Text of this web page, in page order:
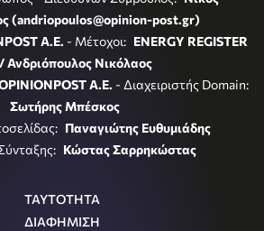
(andriopoulos@opinion-post.gr)
A.E. - Μέτοχοι: ENERGY REGISTER
Ανδριόπουλος Νικόλαος
A.E. - Διαχειριστής Domain:
Σωτήρης Μπέσκος
Παναγιώτης Ευθυμιάδης
Κώστας Σαρρηκώστας
ΤΑΥΤΟΤΗΤΑ
ΔΙΑΦΗΜΙΣΗ